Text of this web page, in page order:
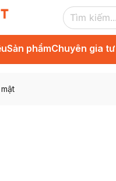
Sản phẩmChuyên gia